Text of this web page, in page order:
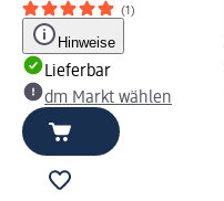
(1)
Hinweise
Lieferbar
dm Markt wählen